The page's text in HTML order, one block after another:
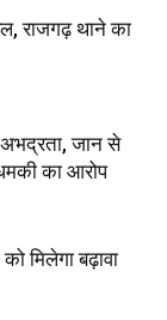
राजगढ़ थाने का
जान से
का आरोप
मिलेगा बढ़ावा